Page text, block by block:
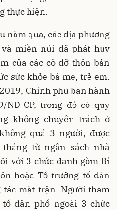
thực hiện.
năm qua, các địa phương
và miền núi đã phát huy
của các cô đỡ thôn bản
sức khỏe bà mẹ, trẻ em.
Chính phủ ban hành
NĐ-CP, trong đó có quy
không chuyên trách ở
quá 3 người, được
từ ngân sách nhà
với 3 chức danh gồm Bí
hoặc Tổ trưởng tổ dân
tác mặt trận. Người tham
dân phố ngoài 3 chức